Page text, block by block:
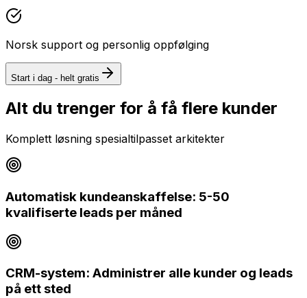
Norsk support og personlig oppfølging
Start i dag - helt gratis
Alt du trenger for å få flere kunder
Komplett løsning spesialtilpasset arkitekter
Automatisk kundeanskaffelse: 5-50
kvalifiserte leads per måned
CRM-system: Administrer alle kunder og leads
på ett sted